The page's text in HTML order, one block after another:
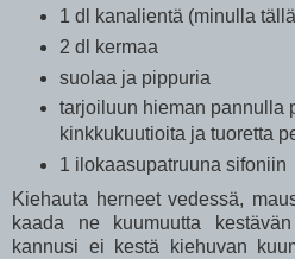
1 dl kanalientä (minulla
2 dl kermaa
suolaa ja pippuria
tarjoiluun hieman pannulla
kinkkukuutioita ja tuoretta
1 ilokaasupatruuna sifoniin
Kiehauta herneet vedessä,
kaada ne kuumuutta
kannusi ei kestä kiehuvan